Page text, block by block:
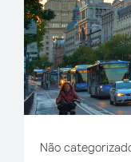
Não